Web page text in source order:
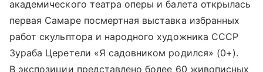
академического театра оперы и балета открылась
первая Самаре посмертная выставка избранных
работ скульптора и народного художника СССР
Зураба Церетели «Я садовником родился» (0+).
В экспозиции представлено более 60 живописных